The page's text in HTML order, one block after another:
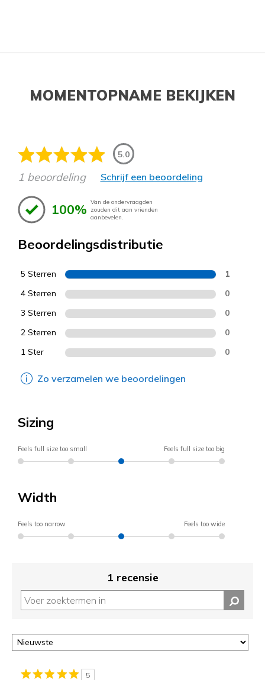
MOMENTOPNAME BEKIJKEN
5.0
1 beoordeling Schrijf een beoordeling
100% Van de ondervraagden
zouden dit aan vrienden
aanbevelen.
Beoordelingsdistributie
5 Sterren 1
4 Sterren 0
3 Sterren 0
2 Sterren 0
1 Ster 0
Zo verzamelen we beoordelingen
Sizing
Feels full size too small Feels full size too big
Width
Feels too narrow Feels too wide
1 recensie
5